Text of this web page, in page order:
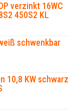
verzinkt 16WC
450S2 KL
schwenkbar
10,8 KW schwarz